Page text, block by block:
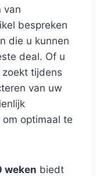
van
bespreken
die u kunnen
deal. Of u
tijdens
van uw
optimaal te
weken biedt